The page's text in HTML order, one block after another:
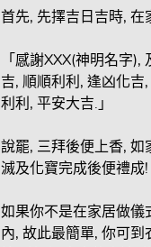
首先, 先擇吉日吉時, 在
「感謝XXX(神明名字
吉, 順順利利, 逢凶化
利利, 平安大吉.」
說罷, 三拜後便上香, 如
滅及化寶完成後便禮成!
如果你不是在家居做儀
內, 故此最簡單, 你可